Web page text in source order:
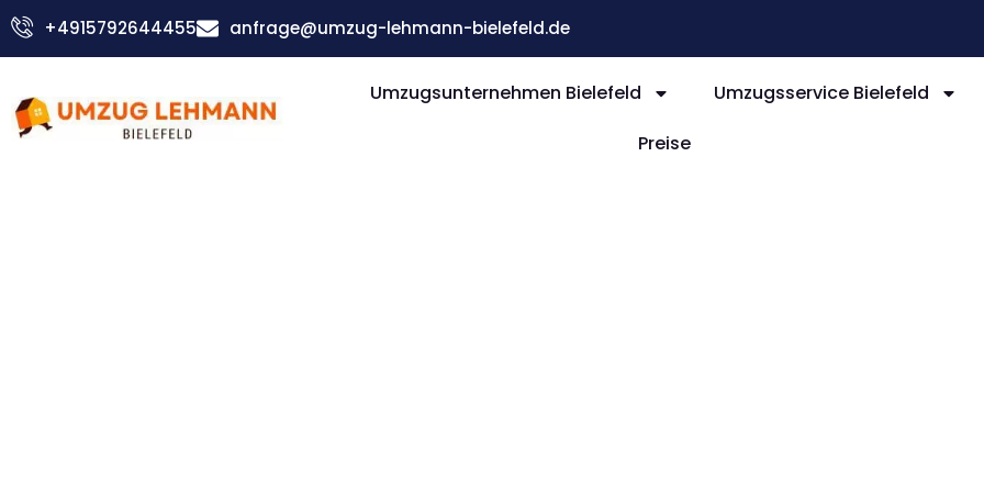
Zum
Inhalt
+4915792644455 anfrage@umzug-lehmann-bielefeld.de
Umzugsunternehmen Bielefeld
Umzugsservice Bielefeld
Preise